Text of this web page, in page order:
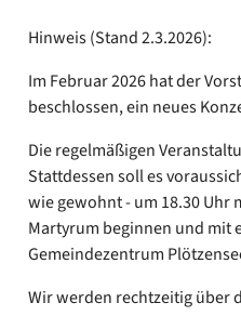
Hinweis (Stand 2.3.2026):
Im Februar 2026 hat der
beschlossen, ein neues
Die regelmäßigen
Stattdessen soll es
wie gewohnt - um 18.30 Uhr
Martyrum beginnen und mit
Gemeindezentrum
Wir werden rechtzeitig über